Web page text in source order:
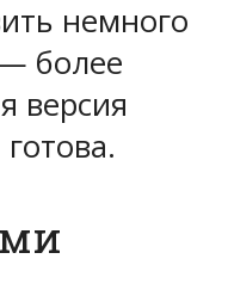
немного
более
версия